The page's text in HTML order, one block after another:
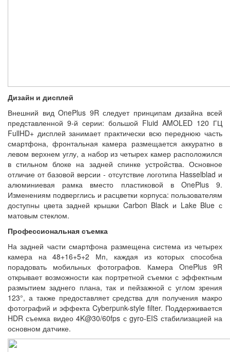
Дизайн и дисплей
Внешний вид OnePlus 9R следует принципам дизайна всей
представленной 9-й серии: большой Fluid AMOLED 120 ГЦ
FullHD+ дисплей занимает практически всю переднюю часть
смартфона, фронтальная камера размещается аккуратно в
левом верхнем углу, а набор из четырех камер расположился
в стильном блоке на задней спинке устройства. Основное
отличие от базовой версии - отсутствие логотипа Hasselblad и
алюминиевая рамка вместо пластиковой в OnePlus 9.
Изменениям подверглись и расцветки корпуса: пользователям
доступны цвета задней крышки Carbon Black и Lake Blue с
матовым стеклом.
Профессиональная съемка
На задней части смартфона размещена система из четырех
камера на 48+16+5+2 Мп, каждая из которых способна
порадовать мобильных фотографов. Камера OnePlus 9R
открывает возможности как портретной съемки с эффектным
размытием заднего плана, так и пейзажной с углом зрения
123°, а также предоставляет средства для получения макро
фотографий и эффекта Cyberpunk-style filter. Поддерживается
HDR съемка видео 4K@30/60fps с gyro-EIS стабилизацией на
основном датчике.